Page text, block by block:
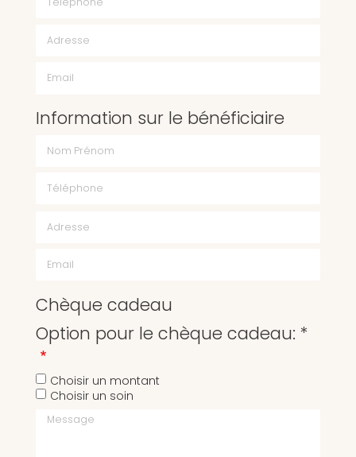
Information sur le bénéficiaire
Chèque cadeau
Option pour le chèque cadeau: *
Choisir un montant
Choisir un soin
Message